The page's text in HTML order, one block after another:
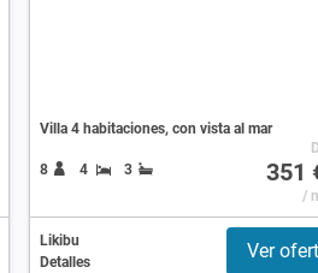
Villa 4 habitaciones, con vista al mar
8 4 3 351
/
Likibu
Detalles
Ver